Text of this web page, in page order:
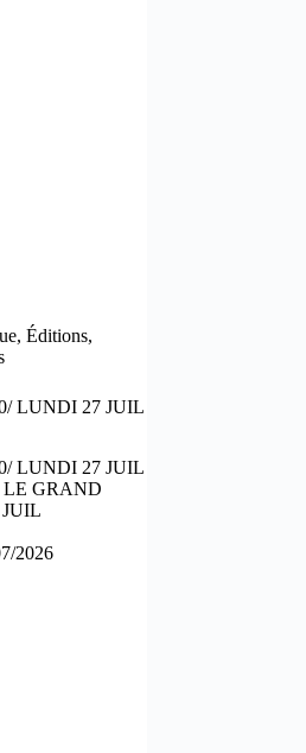
,Éditions,
LUNDI 27 JUIL
LUNDI 27 JUIL
GRAND
2026